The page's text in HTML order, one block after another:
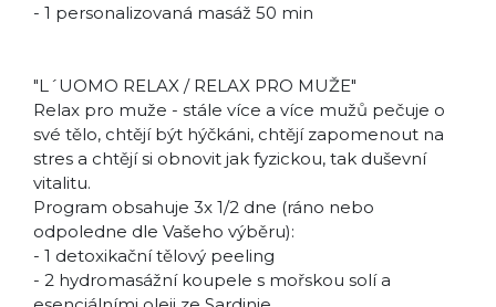
- 1 personalizovaná masáž 50 min
"L´UOMO RELAX / RELAX PRO MUŽE"
Relax pro muže - stále více a více mužů pečuje o
své tělo, chtějí být hýčkáni, chtějí zapomenout na
stres a chtějí si obnovit jak fyzickou, tak duševní
vitalitu.
Program obsahuje 3x 1/2 dne (ráno nebo
odpoledne dle Vašeho výběru):
- 1 detoxikační tělový peeling
- 2 hydromasážní koupele s mořskou solí a